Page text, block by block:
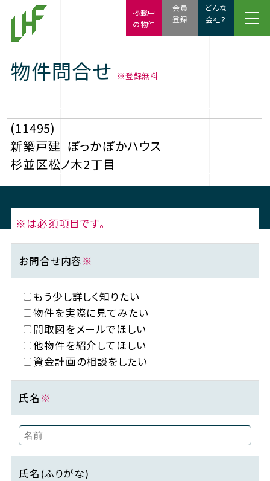
物件問合せ ※登録無料
(11495)
新築戸建 ぽっかぽかハウス
杉並区松ノ木2丁目
※は必須項目です。
お問合せ内容※
もう少し詳しく知りたい
物件を実際に見てみたい
間取図をメールでほしい
他物件を紹介してほしい
資金計画の相談をしたい
氏名 ※
氏名(ふりがな)
会員
登録
どんな
会社？
掲載中
の物件